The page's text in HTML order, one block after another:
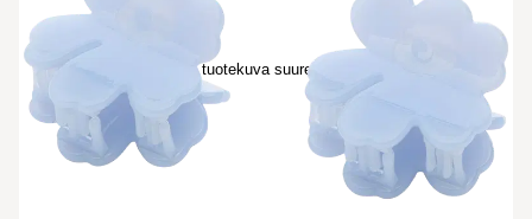
Avaa tuotekuva suurennettuna